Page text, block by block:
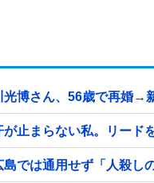
光博さん、56歳で再婚→
が止まらない私。リード
では通用せず「人殺し